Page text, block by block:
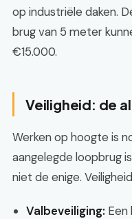
op industriële daken.
brug van 5 meter
€15.000.
Veiligheid: de
Werken op hoogte is
aangelegde loopbrug
niet de enige.
Valbeveiliging: Een